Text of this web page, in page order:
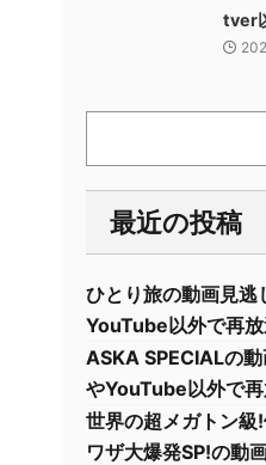
tver
最近の投稿
ひとり旅の動画見
YouTube以外で再
ASKA SPECIALの
やYouTube以外で
世界の超メガトン級
ワザ大爆発SP!の動